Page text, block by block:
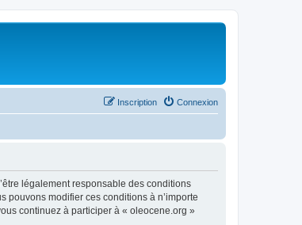
Connexion
Inscription
légalement responsable des conditions
pouvons modifier ces conditions à n’importe
continuez à participer à « oleocene.org »